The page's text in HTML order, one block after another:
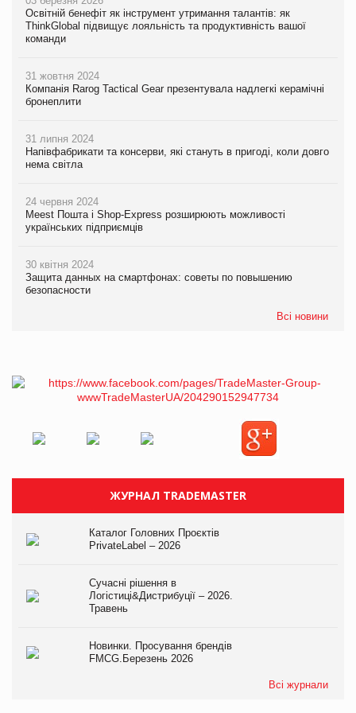
Освітній бенефіт як інструмент утримання талантів: як
ThinkGlobal підвищує лояльність та продуктивність вашої
команди
31 жовтня 2024
Компанія Rarog Tactical Gear презентувала надлегкі керамічні
бронеплити
31 липня 2024
Напівфабрикати та консерви, які стануть в пригоді, коли довго
нема світла
24 червня 2024
Meest Пошта і Shop-Express розширюють можливості
українських підприємців
30 квітня 2024
Защита данных на смартфонах: советы по повышению
безопасности
Всі новини
ЖУРНАЛ TRADEMASTER
Каталог Головних Проєктів
PrivateLabel – 2026
Сучасні рішення в
Логістиці&Дистрибуції – 2026.
Травень
Новинки. Просування брендів
FMCG.Березень 2026
Всі журнали